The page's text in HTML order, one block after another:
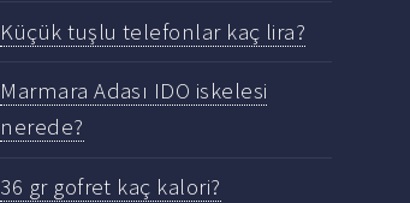
Küçük tuşlu telefonlar kaç lira?
Marmara Adası IDO iskelesi
nerede?
36 gr gofret kaç kalori?